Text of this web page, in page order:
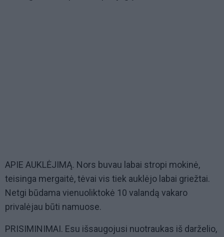
APIE AUKLĖJIMĄ. Nors buvau labai stropi mokinė,
teisinga mergaitė, tėvai vis tiek auklėjo labai griežtai.
Netgi būdama vienuoliktokė 10 valandą vakaro
privalėjau būti namuose.
PRISIMINIMAI. Esu išsaugojusi nuotraukas iš darželio,